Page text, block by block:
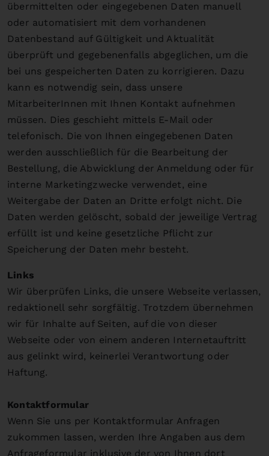
übermittelten oder eingegebenen Daten manuell
oder automatisiert mit dem vorhandenen
Datenbestand auf Gültigkeit und Aktualität
überprüft und gegebenenfalls abgeglichen, um die
bei uns gespeicherten Daten zu korrigieren. Dazu
kann es notwendig sein, dass unsere
MitarbeiterInnen mit Ihnen Kontakt aufnehmen
müssen. Dies geschieht mittels E-Mail oder
telefonisch. Die von Ihnen eingegebenen Daten
werden ausschließlich für die Bearbeitung der
Bestellung, die Abwicklung der Anmeldung oder für
interne Marketingzwecke verwendet, eine
Weitergabe der Daten an Dritte erfolgt nicht. Die
Daten werden gelöscht, sobald der jeweilige Vertrag
erfüllt ist und keine gesetzliche Pflicht zur
Speicherung der Daten mehr besteht.
Links
Wir überprüfen Links, die unsere Webseite verlassen,
redaktionell sehr sorgfältig. Trotzdem übernehmen
wir für Inhalte auf Seiten, auf die von dieser
Webseite oder von einem anderen Internetauftritt
aus gelinkt wird, keinerlei Verantwortung oder
Haftung.
Kontaktformular
Wenn Sie uns per Kontaktformular Anfragen
zukommen lassen, werden Ihre Angaben aus dem
Anfrageformular inklusive der von Ihnen dort